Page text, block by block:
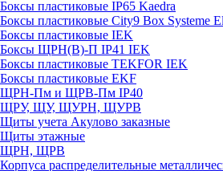
Боксы пластиковые IP65 Kaedra
Боксы пластиковые City9 Box Systeme
Боксы пластиковые IEK
Боксы ЩРН(В)-П IP41 IEK
Боксы пластиковые TEKFOR IEK
Боксы пластиковые EKF
ЩРН-Пм и ЩРВ-Пм IP40
ЩРУ, ЩУ, ЩУРН, ЩУРВ
Щиты учета Акулово заказные
Щиты этажные
ЩРН, ЩРВ
Корпуса распределительные